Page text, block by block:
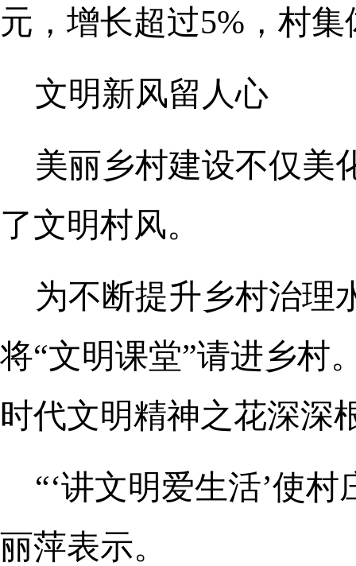
元，增长超过5%，村
文明新风留人心
美丽乡村建设不仅美
了文明村风。
为不断提升乡村治理
将“文明课堂”请进乡村
时代文明精神之花深深
“‘讲文明爱生活’使
丽萍表示。